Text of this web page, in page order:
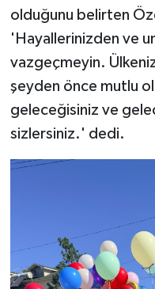
olduğunu belirten
'Hayallerinizden ve
vazgeçmeyin.
şeyden önce mutlu
geleceğisiniz ve
sizlersiniz.' dedi.